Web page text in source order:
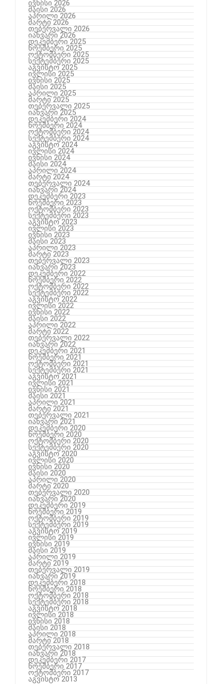
ივნისი 2026
მაისი 2026
აპრილი 2026
მარტი 2026
თებერვალი 2026
იანვარი 2026
დეკემბერი 2025
ნოემბერი 2025
ოქტომბერი 2025
სექტემბერი 2025
აგვისტო 2025
ივლისი 2025
ივნისი 2025
მაისი 2025
აპრილი 2025
მარტი 2025
თებერვალი 2025
იანვარი 2025
დეკემბერი 2024
ნოემბერი 2024
ოქტომბერი 2024
სექტემბერი 2024
აგვისტო 2024
ივლისი 2024
ივნისი 2024
მაისი 2024
აპრილი 2024
მარტი 2024
თებერვალი 2024
იანვარი 2024
დეკემბერი 2023
ნოემბერი 2023
ოქტომბერი 2023
სექტემბერი 2023
აგვისტო 2023
ივლისი 2023
ივნისი 2023
მაისი 2023
აპრილი 2023
მარტი 2023
თებერვალი 2023
იანვარი 2023
დეკემბერი 2022
ნოემბერი 2022
ოქტომბერი 2022
სექტემბერი 2022
აგვისტო 2022
ივლისი 2022
ივნისი 2022
მაისი 2022
აპრილი 2022
მარტი 2022
თებერვალი 2022
იანვარი 2022
დეკემბერი 2021
ნოემბერი 2021
ოქტომბერი 2021
სექტემბერი 2021
აგვისტო 2021
ივლისი 2021
ივნისი 2021
მაისი 2021
აპრილი 2021
მარტი 2021
თებერვალი 2021
იანვარი 2021
დეკემბერი 2020
ნოემბერი 2020
ოქტომბერი 2020
სექტემბერი 2020
აგვისტო 2020
ივლისი 2020
ივნისი 2020
მაისი 2020
აპრილი 2020
მარტი 2020
თებერვალი 2020
იანვარი 2020
დეკემბერი 2019
ნოემბერი 2019
ოქტომბერი 2019
სექტემბერი 2019
აგვისტო 2019
ივლისი 2019
ივნისი 2019
მაისი 2019
აპრილი 2019
მარტი 2019
თებერვალი 2019
იანვარი 2019
დეკემბერი 2018
ნოემბერი 2018
ოქტომბერი 2018
სექტემბერი 2018
აგვისტო 2018
ივლისი 2018
ივნისი 2018
მაისი 2018
აპრილი 2018
მარტი 2018
თებერვალი 2018
იანვარი 2018
დეკემბერი 2017
ნოემბერი 2017
ოქტომბერი 2017
აგვისტო 2013